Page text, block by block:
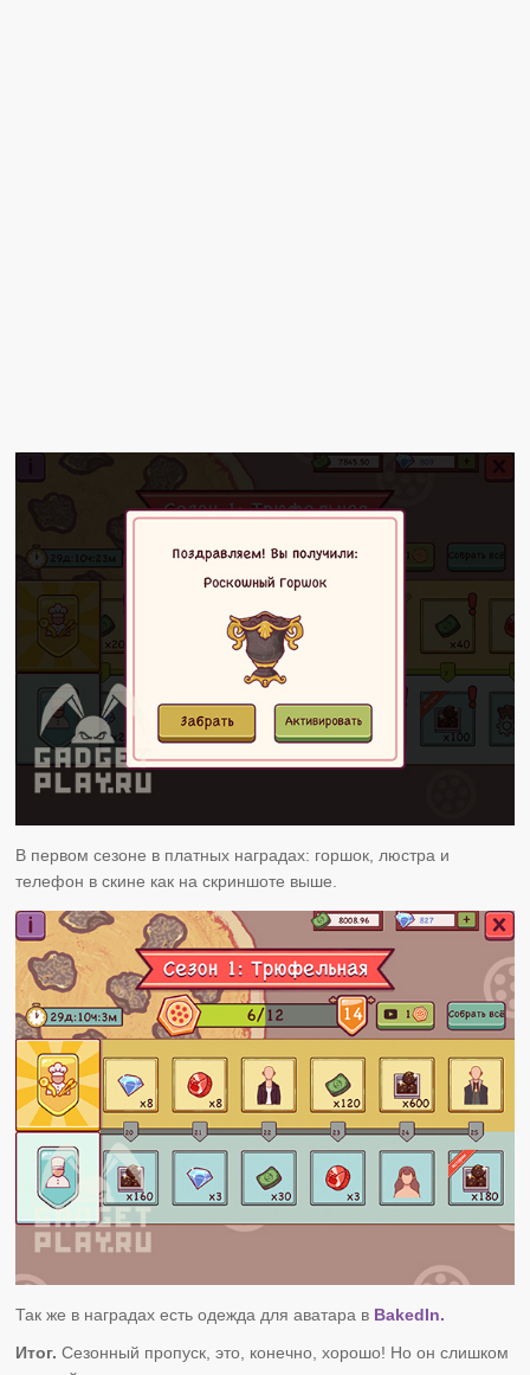
В первом сезоне в платных наградах: горшок, люстра и
телефон в скине как на скриншоте выше.
Так же в наградах есть одежда для аватара в BakedIn.
Итог. Сезонный пропуск, это, конечно, хорошо! Но он слишком